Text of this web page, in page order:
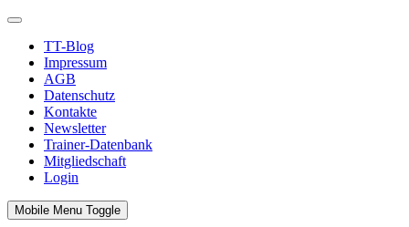
TT-Blog
Impressum
AGB
Datenschutz
Kontakte
Newsletter
Trainer-Datenbank
Mitgliedschaft
Login
Mobile Menu Toggle